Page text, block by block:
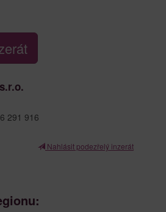
291 916
Nahlásit podezřelý inzerát